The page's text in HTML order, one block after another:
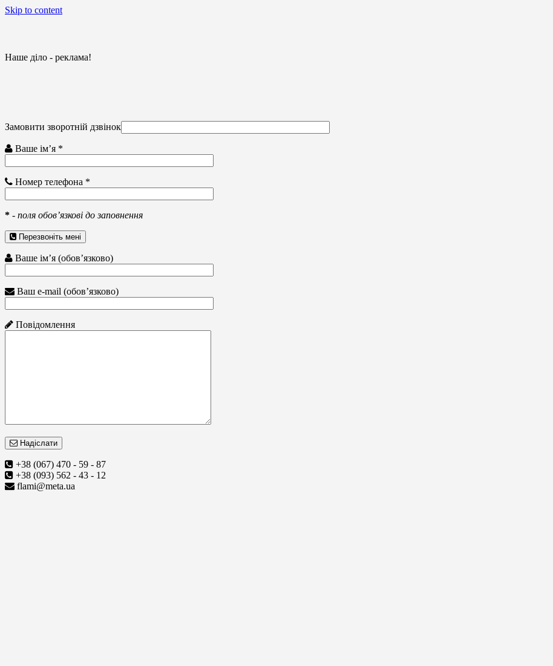
Skip to content
Наше діло - реклама!
Замовити зворотній дзвінок
Ваше ім’я *
Номер телефона *
* - поля обов’язкові до заповнення
Перезвоніть мені
Ваше ім’я (обов’язково)
Ваш e-mail (обов’язково)
Повідомлення
Надіслати
+38 (067) 470 - 59 - 87
+38 (093) 562 - 43 - 12
flami@meta.ua